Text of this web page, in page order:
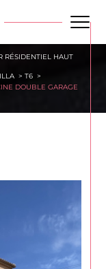
RÉSIDENTIEL HAUT
T6
DOUBLE GARAGE